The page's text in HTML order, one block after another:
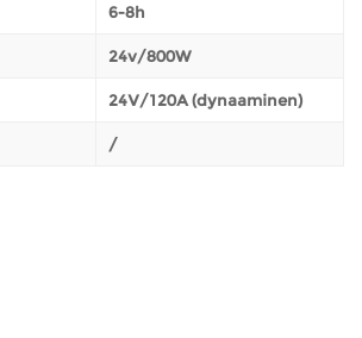
6-8h
24v/800W
24V/120A (dynaaminen)
/